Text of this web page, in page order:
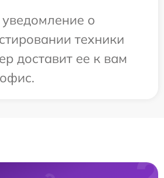
о
техники
доставит ее к вам